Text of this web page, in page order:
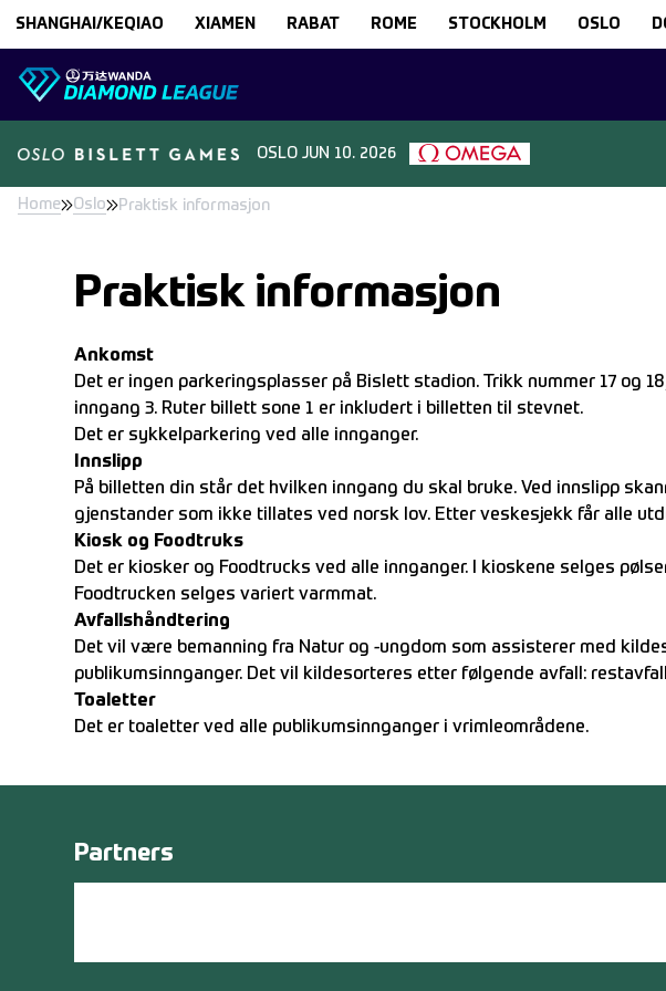
SHANGHAI/KEQIAO XIAMEN RABAT ROME STOCKHOLM OSLO
OSLO JUN 10. 2026
Home Oslo Praktisk informasjon
Praktisk informasjon
Ankomst
Det er ingen parkeringsplasser på Bislett stadion. Trikk nummer 17 og
inngang 3. Ruter billett sone 1 er inkludert i billetten til stevnet.
Det er sykkelparkering ved alle innganger.
Innslipp
På billetten din står det hvilken inngang du skal bruke. Ved innslipp
gjenstander som ikke tillates ved norsk lov. Etter veskesjekk får alle
Kiosk og Foodtruks
Det er kiosker og Foodtrucks ved alle innganger. I kioskene selges
Foodtrucken selges variert varmmat.
Avfallshåndtering
Det vil være bemanning fra Natur og -ungdom som assisterer med
publikumsinnganger. Det vil kildesorteres etter følgende avfall:
Toaletter
Det er toaletter ved alle publikumsinnganger i vrimleområdene.
Partners